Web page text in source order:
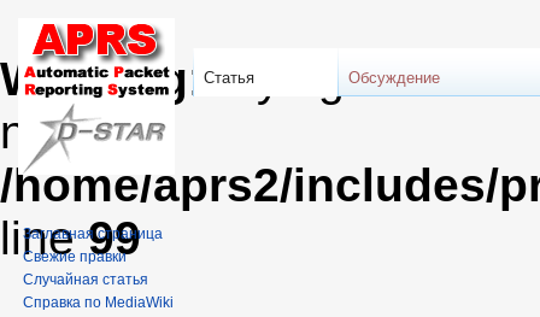
Warning: Trying to
null in
/home/aprs2/includes/
line99
Статья Обсуждение
Заглавная страница
Свежие правки
Случайная статья
Справка по MediaWiki